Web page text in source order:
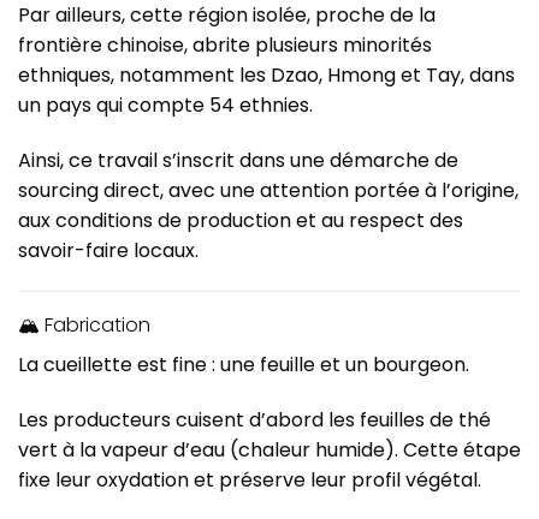
Par ailleurs, cette région isolée, proche de la
frontière chinoise, abrite plusieurs minorités
ethniques, notamment les Dzao, Hmong et Tay, dans
un pays qui compte 54 ethnies.
Ainsi, ce travail s’inscrit dans une démarche de
sourcing direct, avec une attention portée à l’origine,
aux conditions de production et au respect des
savoir-faire locaux.
🏔️ Fabrication
La cueillette est fine : une feuille et un bourgeon.
Les producteurs cuisent d’abord les feuilles de thé
vert à la vapeur d’eau (chaleur humide). Cette étape
fixe leur oxydation et préserve leur profil végétal.